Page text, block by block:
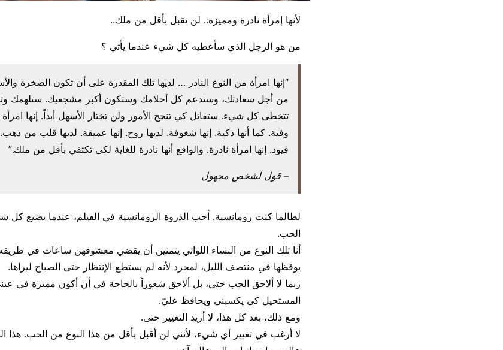
لأنها إمرأة نادرة ومميزة.. لن تقبل بأقل من ملك..
من هو الرجل الذي سأعطيه كل شيء عندما يأتي ؟
“إنها امرأة من النوع النادر … لديها تلك المقدرة على أن تكون الصخرة
من أجل سعادتك، وستدعم كل أحلامك وستكون أكبر مشجعيك. ستلهمك
تتخطى كل شيء. ستقاتل كي تنجح الأمور ولن تختار الأسهل أبداً. إنها امرأة
وفية. كما أنها ذكية. إنها شغوفة. لديها روح. إنها عميقة. لديها قلب من
قيود. إنها امرأة نادرة. والواقع أنها نادرة للغاية لكي تكتفي بأقل من ملك.”
– قول لشخص مجهول
لطالما كنت رومانسية. أحب الذروة الرومانسية في الفيلم، عندما يضيع كل
الحب.
أنا تلك النوع من النساء اللواتي يتمنين أن يقضي معشوقهن ساعات في طريقه
يوقظها في منتصف الليل، لمجرد لأنه لم يستطع الإنتظار حتى الصباح ليراها.
ربما لا ألاحق الحب حتى، بل ألاحق شعوراً بالحاجة في أن أكون مميزة في
المستحيل كي يكسبني ويحافظ عليّ.
ومع ذلك، بعد كل هذا، لا أريد التغيير حتى.
لا أرغب في تغيير أي شيء، لأنني لن أقبل بأقل من هذا النوع من الحب. هذا